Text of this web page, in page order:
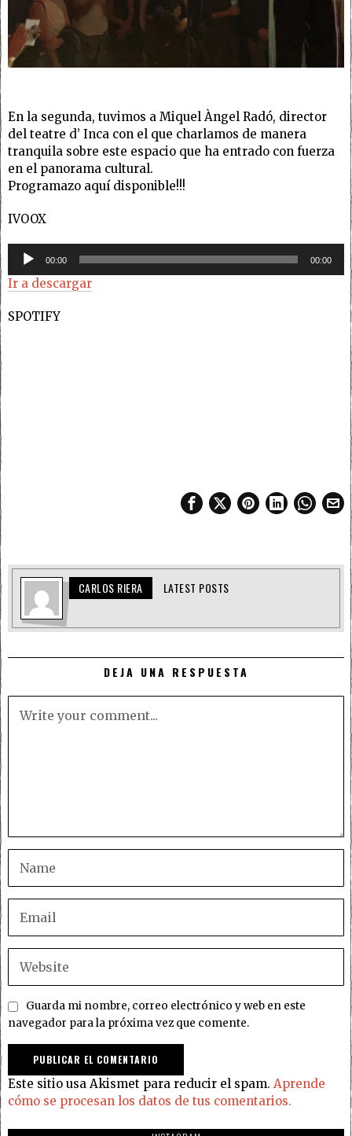
En la segunda, tuvimos a Miquel Àngel Radó, director
del teatre d’ Inca con el que charlamos de manera
tranquila sobre este espacio que ha entrado con fuerza
en el panorama cultural.
Programazo aquí disponible!!!
IVOOX
Reproductor
audio
00:00 00:00
Ir a descargar
SPOTIFY
CARLOS RIERA LATEST POSTS
DEJA UNA RESPUESTA
Guarda mi nombre, correo electrónico y web en este
navegador para la próxima vez que comente.
Este sitio usa Akismet para reducir el spam. Aprende
cómo se procesan los datos de tus comentarios.